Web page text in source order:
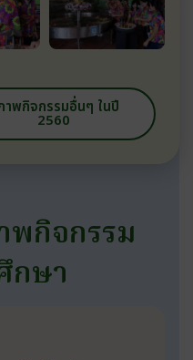
าพกิจกรรมอื่นๆ ในปี
2560
พกิจกรรม
กษา